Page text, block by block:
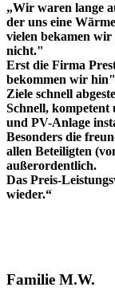
„Wir waren lange
der uns eine
vielen bekamen
nicht."
Erst die Firma
bekommen wir
Ziele schnell
Schnell,
und PV-Anlage
Besonders die
allen Beteiligten
außerordentlich.
Das Preis-
wieder.“
Familie M.W.